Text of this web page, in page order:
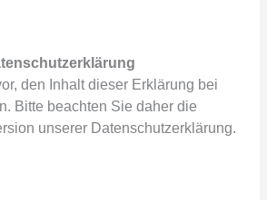
den Inhalt dieser Erklärung bei
Bitte beachten Sie daher die
unserer Datenschutzerklärung.